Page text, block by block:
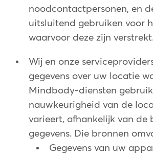
noodcontactpersonen, en
uitsluitend gebruiken voor
waarvoor deze zijn
Wij en onze
gegevens over uw locatie
Mindbody-diensten
nauwkeurigheid van de
varieert, afhankelijk van de
gegevens. Die bronnen
Gegevens van uw